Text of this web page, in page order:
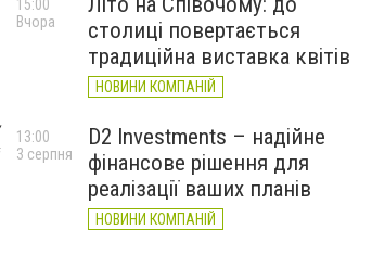
столиці повертається
традиційна виставка квітів
НОВИНИ КОМПАНІЙ
15:00
Вчора
D2 Investments – надійне
фінансове рішення для
реалізації ваших планів
НОВИНИ КОМПАНІЙ
13:00
3 серпня